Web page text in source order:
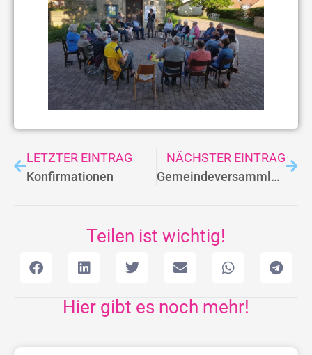
LETZTER EINTRAG
Konfirmationen
NÄCHSTER EINTRAG
Gemeindeversammlungen
Teilen ist wichtig!
Hier gibt es noch mehr!